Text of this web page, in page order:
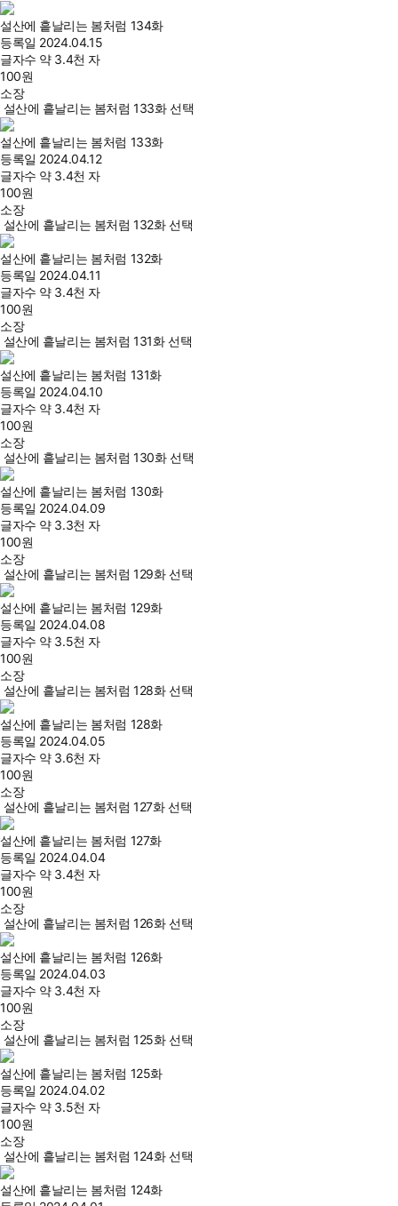
설산에 흩날리는 봄처럼 134화
등록일 2024.04.15
글자수 약 3.4천 자
100원
소장
설산에 흩날리는 봄처럼 133화 선택
설산에 흩날리는 봄처럼 133화
등록일 2024.04.12
글자수 약 3.4천 자
100원
소장
설산에 흩날리는 봄처럼 132화 선택
설산에 흩날리는 봄처럼 132화
등록일 2024.04.11
글자수 약 3.4천 자
100원
소장
설산에 흩날리는 봄처럼 131화 선택
설산에 흩날리는 봄처럼 131화
등록일 2024.04.10
글자수 약 3.4천 자
100원
소장
설산에 흩날리는 봄처럼 130화 선택
설산에 흩날리는 봄처럼 130화
등록일 2024.04.09
글자수 약 3.3천 자
100원
소장
설산에 흩날리는 봄처럼 129화 선택
설산에 흩날리는 봄처럼 129화
등록일 2024.04.08
글자수 약 3.5천 자
100원
소장
설산에 흩날리는 봄처럼 128화 선택
설산에 흩날리는 봄처럼 128화
등록일 2024.04.05
글자수 약 3.6천 자
100원
소장
설산에 흩날리는 봄처럼 127화 선택
설산에 흩날리는 봄처럼 127화
등록일 2024.04.04
글자수 약 3.4천 자
100원
소장
설산에 흩날리는 봄처럼 126화 선택
설산에 흩날리는 봄처럼 126화
등록일 2024.04.03
글자수 약 3.4천 자
100원
소장
설산에 흩날리는 봄처럼 125화 선택
설산에 흩날리는 봄처럼 125화
등록일 2024.04.02
글자수 약 3.5천 자
100원
소장
설산에 흩날리는 봄처럼 124화 선택
설산에 흩날리는 봄처럼 124화